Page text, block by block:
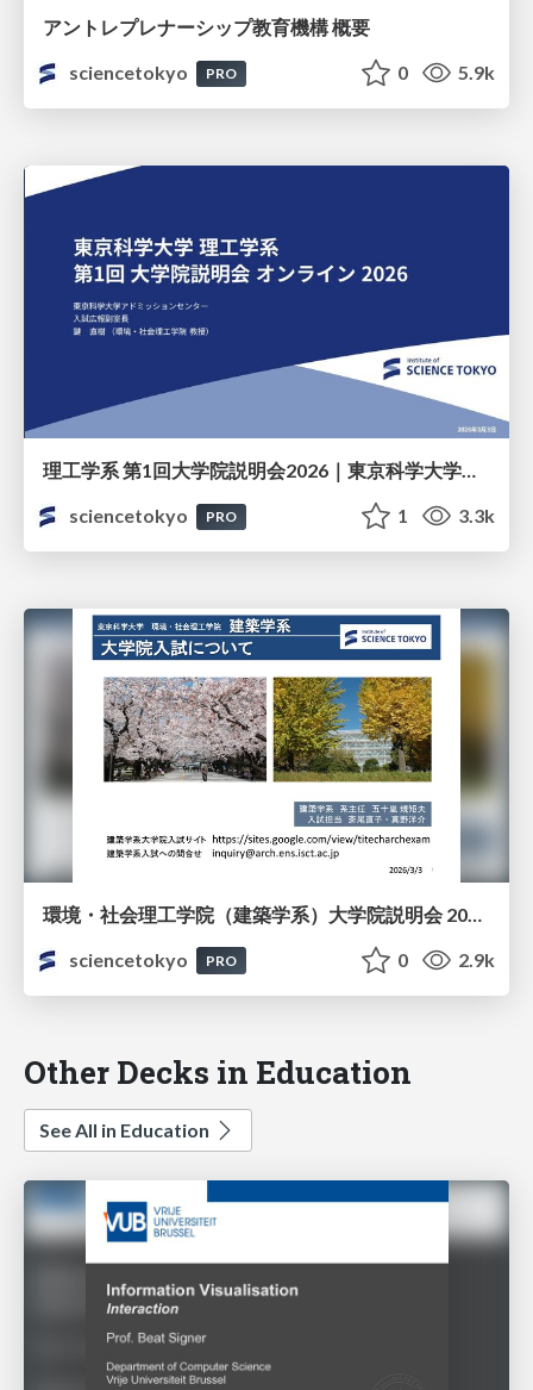
アントレプレナーシップ教育機構 概要
sciencetokyo
PRO 0 5.9k
理工学系 第1回大学院説明会2026｜東京科学大学（Science Tokyo）
sciencetokyo
PRO 1 3.3k
sciencetokyo
PRO 0 2.9k
Other Decks in Education
See All in Education